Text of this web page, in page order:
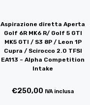
Aspirazione diretta Aperta
Golf 6R MK6 R/ Golf 5 GTI
MK5 GTI / S3 8P / Leon 1P
Cupra / Scirocco 2.0 TFSI
EA113 – Alpha Competition
Intake
€250,00 IVA inclusa